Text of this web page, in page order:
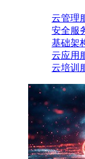
云管理
安全服
基础架
云应用
云培训